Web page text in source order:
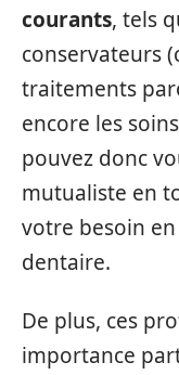
courants, tels
conservateurs
traitements
encore les
pouvez donc
mutualiste en
votre besoin
dentaire.
De plus, ces
importance